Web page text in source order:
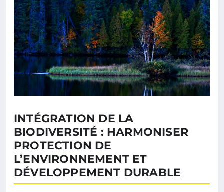
INTÉGRATION DE LA
BIODIVERSITÉ : HARMONISER
PROTECTION DE
L’ENVIRONNEMENT ET
DÉVELOPPEMENT DURABLE